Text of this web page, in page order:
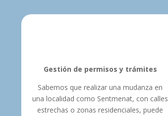
Gestión de permisos y trámites
Sabemos que realizar una mudanza en
una localidad como Sentmenat, con calles
estrechas o zonas residenciales, puede